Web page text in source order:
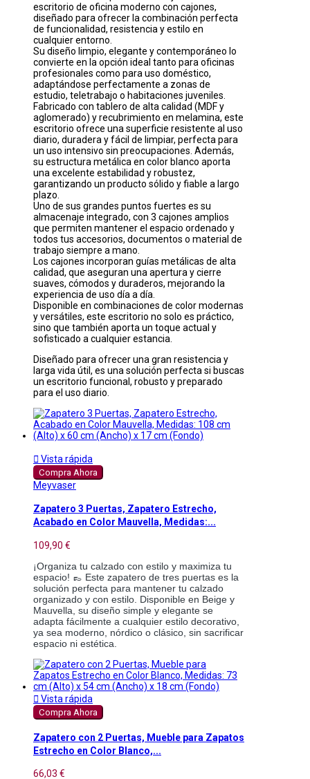
escritorio de oficina moderno con cajones,
diseñado para ofrecer la combinación perfecta
de funcionalidad, resistencia y estilo en
cualquier entorno.
Su diseño limpio, elegante y contemporáneo lo
convierte en la opción ideal tanto para oficinas
profesionales como para uso doméstico,
adaptándose perfectamente a zonas de
estudio, teletrabajo o habitaciones juveniles.
Fabricado con tablero de alta calidad (MDF y
aglomerado) y recubrimiento en melamina, este
escritorio ofrece una superficie resistente al uso
diario, duradera y fácil de limpiar, perfecta para
un uso intensivo sin preocupaciones. Además,
su estructura metálica en color blanco aporta
una excelente estabilidad y robustez,
garantizando un producto sólido y fiable a largo
plazo.
Uno de sus grandes puntos fuertes es su
almacenaje integrado, con 3 cajones amplios
que permiten mantener el espacio ordenado y
todos tus accesorios, documentos o material de
trabajo siempre a mano.
Los cajones incorporan guías metálicas de alta
calidad, que aseguran una apertura y cierre
suaves, cómodos y duraderos, mejorando la
experiencia de uso día a día.
Disponible en combinaciones de color modernas
y versátiles, este escritorio no solo es práctico,
sino que también aporta un toque actual y
sofisticado a cualquier estancia.
Diseñado para ofrecer una gran resistencia y
larga vida útil, es una solución perfecta si buscas
un escritorio funcional, robusto y preparado
para el uso diario.
 Vista rápida
Compra Ahora
Meyvaser
Zapatero 3 Puertas, Zapatero Estrecho,
Acabado en Color Mauvella, Medidas:...
109,90 €
¡Organiza tu calzado con estilo y maximiza tu
espacio! 👞 Este zapatero de tres puertas es la
solución perfecta para mantener tu calzado
organizado y con estilo. Disponible en Beige y
Mauvella, su diseño simple y elegante se
adapta fácilmente a cualquier estilo decorativo,
ya sea moderno, nórdico o clásico, sin sacrificar
espacio ni estética.
 Vista rápida
Compra Ahora
Zapatero con 2 Puertas, Mueble para Zapatos
Estrecho en Color Blanco,...
66,03 €